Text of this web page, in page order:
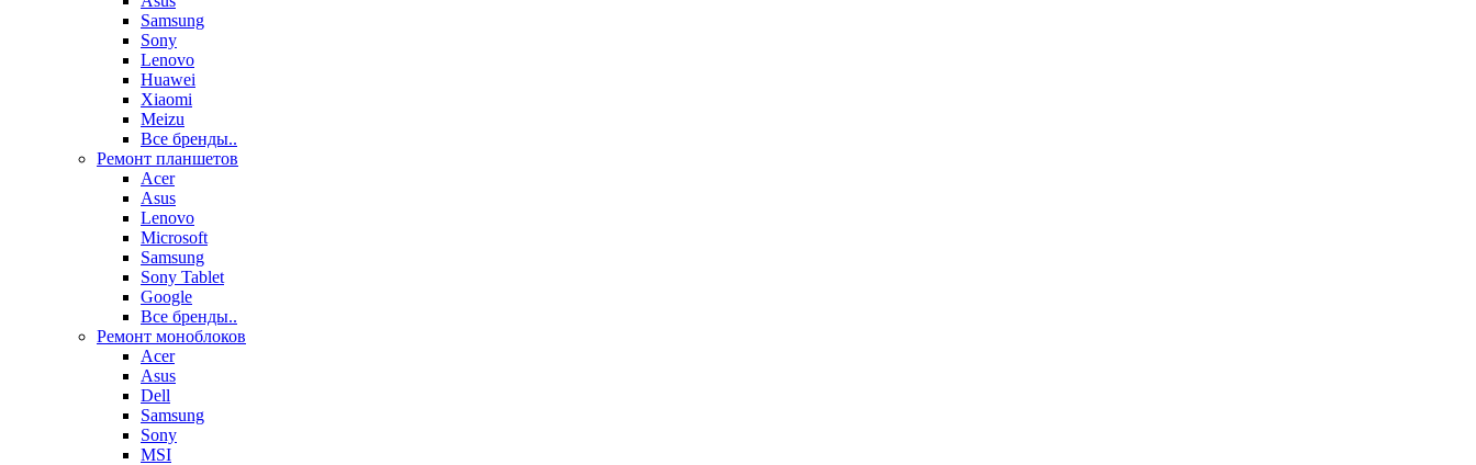
Samsung
Sony
Lenovo
Huawei
Xiaomi
Meizu
Все бренды..
Ремонт планшетов
Acer
Asus
Lenovo
Microsoft
Samsung
Sony Tablet
Google
Все бренды..
Ремонт моноблоков
Acer
Asus
Dell
Samsung
Sony
MSI